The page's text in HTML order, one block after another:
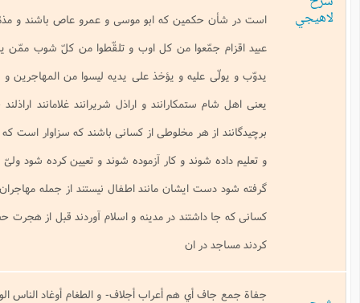
كه ابو موسى و عمرو عاص باشند و مذمّت كردن مردم شام جفاة طغام
من كل اوب و تلقّطوا من كلّ شوب ممّن ينبغي ان يفقّه و يؤدّب و يعلّم و
و يؤخذ على يديه ليسوا من المهاجرين و الأنصار و لا من الّذين تبوّؤا الدّار
و اراذل شريرانند غلامانند اراذلند جمع شدگان اند از هر جانبى و
هر مخلوطى از كسانى باشند كه سزاوار است كه فهمانده شوند و ادب داده شوند
و كار آزموده شوند و تعيين كرده شود ولىّ و حافظ بر ايشان مانند صبيان و
ايشان مانند اطفال نيستند از جمله مهاجران و انصار پيغمبر (- ص- ) و نه از
در مدينه و اسلام آوردند قبل از هجرت حضرت بسوى مدينه بدو سال و بنا
هم أعراب أجلاف- و الطغام أوغاد الناس الواحد و الجمع فيه سواء- . و يقال